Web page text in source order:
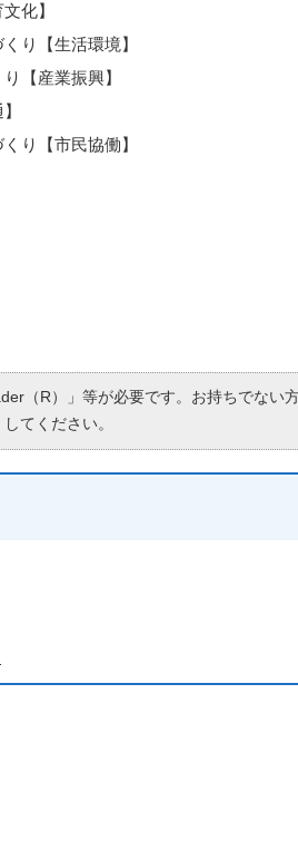
化】
り【生活環境】
【産業振興】
り【市民協働】
（R）」等が必要です。お持ちでない
てください。